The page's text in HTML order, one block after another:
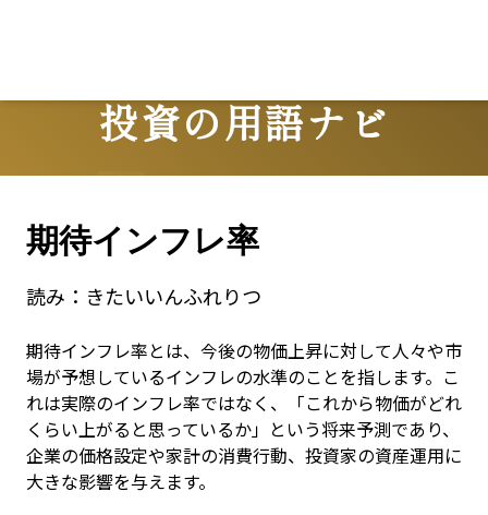
投資の用語ナビ
Terms
期待インフレ率
読み： きたいいんふれりつ
期待インフレ率とは、今後の物価上昇に対して人々や市
場が予想しているインフレの水準のことを指します。こ
れは実際のインフレ率ではなく、「これから物価がどれ
くらい上がると思っているか」という将来予測であり、
企業の価格設定や家計の消費行動、投資家の資産運用に
大きな影響を与えます。